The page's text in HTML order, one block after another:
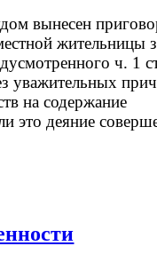
вынесен
жительницы
ч. 1
уважительных
на содержание
это деяние